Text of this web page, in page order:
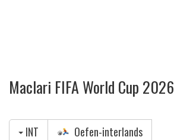
Maclari FIFA World Cup 2026
INT
Oefen-interlands